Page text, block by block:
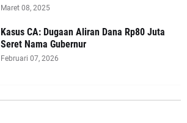
Maret 08, 2025
Kasus CA: Dugaan Aliran Dana Rp80 Juta
Seret Nama Gubernur
Februari 07, 2026